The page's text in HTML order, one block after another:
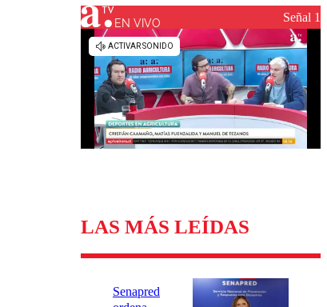
Universidad de Chile
Sustentabilidad
EN VIVO Señal 1
LAS MÁS LEÍDAS
Senapred